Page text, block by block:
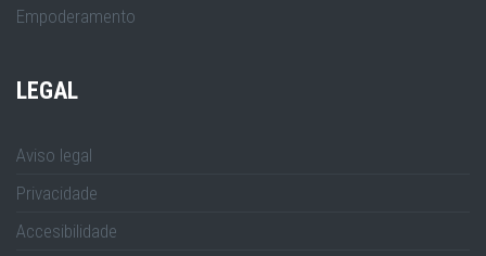
Empoderamento
LEGAL
Aviso legal
Privacidade
Accesibilidade